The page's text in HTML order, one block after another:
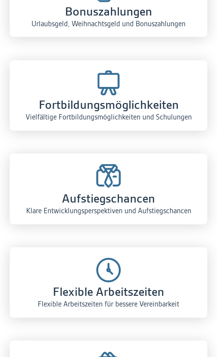
Bonuszahlungen
Urlaubsgeld, Weihnachtsgeld und Bonuszahlungen
Fortbildungs­möglichkeiten
Vielfältige Fortbildungsmöglichkeiten und Schulungen
Aufstiegschancen
Klare Entwicklungsperspektiven und Aufstiegschancen
Flexible Arbeitszeiten
Flexible Arbeitszeiten für bessere Vereinbarkeit